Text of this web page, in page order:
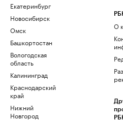
Екатеринбург
Новосибирск
Омск
Башкортостан
Вологодская
область
Калининград
Краснодарский
край
Нижний
Новгород
О